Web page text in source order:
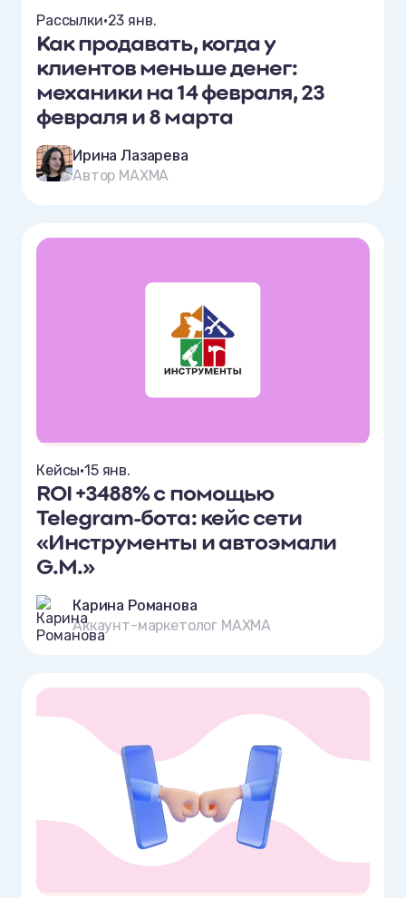
Рассылки•23 янв.
Как продавать, когда у
клиентов меньше денег:
механики на 14 февраля, 23
февраля и 8 марта
Ирина Лазарева
Автор MAXMA
Кейсы•15 янв.
ROI +3488% с помощью
Telegram-бота: кейс сети
«Инструменты и автоэмали
G.M.»
Карина Романова
Аккаунт-маркетолог MAXMA